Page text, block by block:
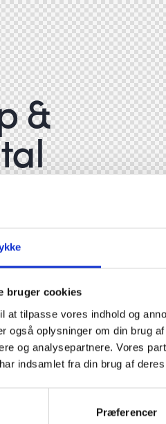
bruger cookies
at tilpasse vores indhold og
også oplysninger om din brug
og analysepartnere. Vores
indsamlet fra din brug af
Præferencer
&
ipsam voluptatem quia
fugit sed quia.